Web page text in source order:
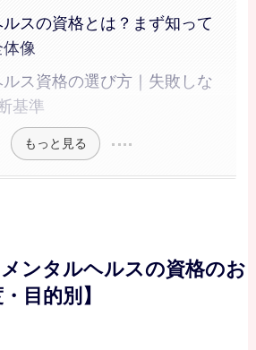
ルスの資格とは？まず知って
像
ルス資格の選び方｜失敗しな
基準
もっと見る
メンタルヘルスの資格のお
目的別】